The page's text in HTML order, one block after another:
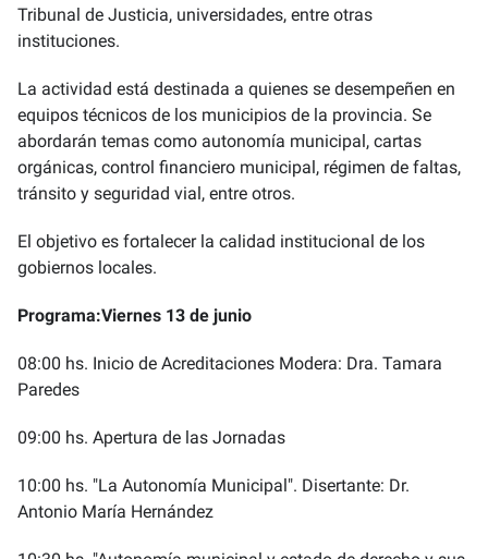
Tribunal de Justicia, universidades, entre otras
instituciones.
La actividad está destinada a quienes se desempeñen en
equipos técnicos de los municipios de la provincia. Se
abordarán temas como autonomía municipal, cartas
orgánicas, control financiero municipal, régimen de faltas,
tránsito y seguridad vial, entre otros.
El objetivo es fortalecer la calidad institucional de los
gobiernos locales.
Programa:Viernes 13 de junio
08:00 hs. Inicio de Acreditaciones Modera: Dra. Tamara
Paredes
09:00 hs. Apertura de las Jornadas
10:00 hs. "La Autonomía Municipal". Disertante: Dr.
Antonio María Hernández